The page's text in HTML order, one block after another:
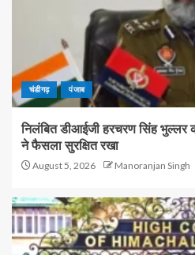
चंडीगढ़ पंजाब
निलंबित डीआईजी हरचरण सिंह भुल्लर
ने फैसला सुरक्षित रखा
August 5, 2026 Manoranjan Singh